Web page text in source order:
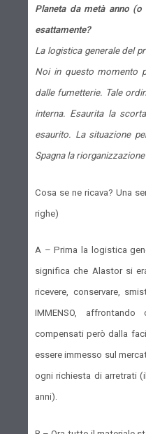
Planeta da metà anno
esattamente?
La logistica generale del
Noi in questo momento
dalle fumetterie. Tale
interna. Esaurita la
esaurito. La situazione
Spagna la
Cosa se ne ricava? Una
righe)
A – Prima la logistica
significa che Alastor si
ricevere, conservare,
IMMENSO,
compensati però dalla
essere immesso sul
ogni richiesta di arretrati
anni).